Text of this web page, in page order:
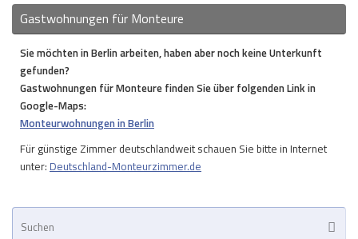
Gastwohnungen für Monteure
Sie möchten in Berlin arbeiten, haben aber noch keine Unterkunft
gefunden?
Gastwohnungen für Monteure finden Sie über folgenden Link in
Google-Maps:
Monteurwohnungen in Berlin
Für günstige Zimmer deutschlandweit schauen Sie bitte in Internet
unter: Deutschland-Monteurzimmer.de